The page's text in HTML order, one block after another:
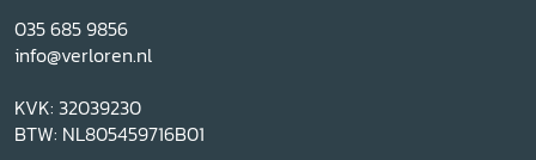
035 685 9856
info@verloren.nl
KVK: 32039230
BTW: NL805459716B01